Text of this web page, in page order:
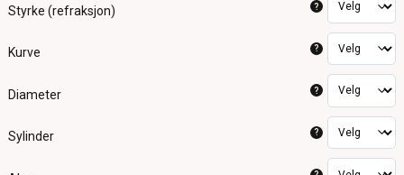
Styrke (refraksjon) ?
Kurve ?
Diameter ?
Sylinder ?